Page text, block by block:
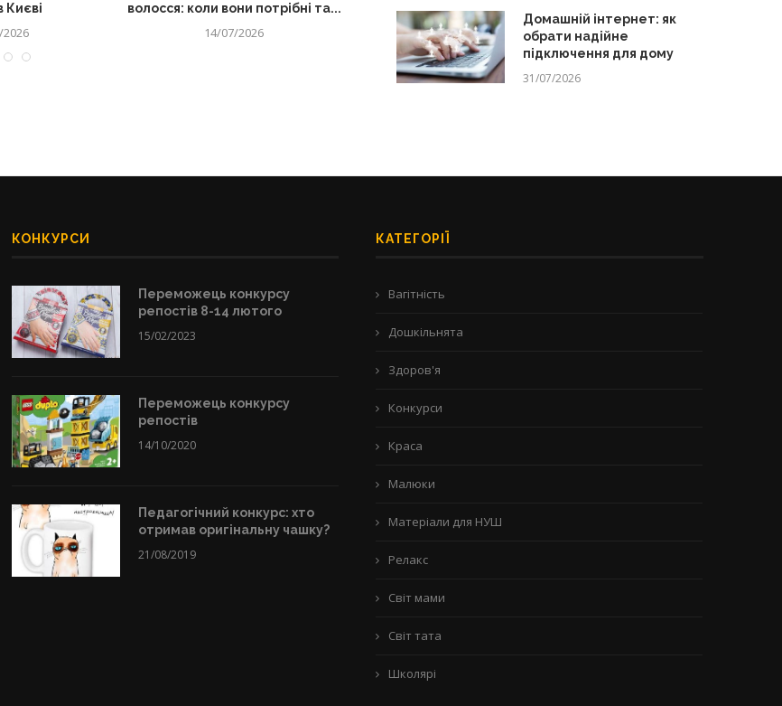
Києві
волосся: коли вони потрібні та...
14/07/2026
профессиональную чистку
зубов?
13/07/2026
Домашній інтернет: як
обрати надійне
підключення для дому
31/07/2026
КОНКУРСИ
Переможець конкурсу
репостів 8-14 лютого
15/02/2023
Переможець конкурсу
репостів
14/10/2020
Педагогічний конкурс: хто
отримав оригінальну чашку?
21/08/2019
КАТЕГОРІЇ
Вагітність
Дошкільнята
Здоров'я
Конкурси
Краса
Малюки
Матеріали для НУШ
Релакс
Світ мами
Світ тата
Школярі